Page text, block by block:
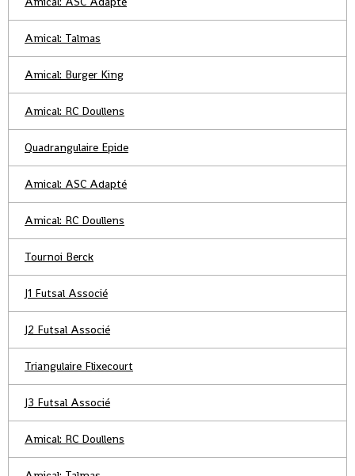
Amical: Talmas
Amical: Burger King
Amical: RC Doullens
Quadrangulaire Epide
Amical: ASC Adapté
Amical: RC Doullens
Tournoi Berck
J1 Futsal Associé
J2 Futsal Associé
Triangulaire Flixecourt
J3 Futsal Associé
Amical: RC Doullens